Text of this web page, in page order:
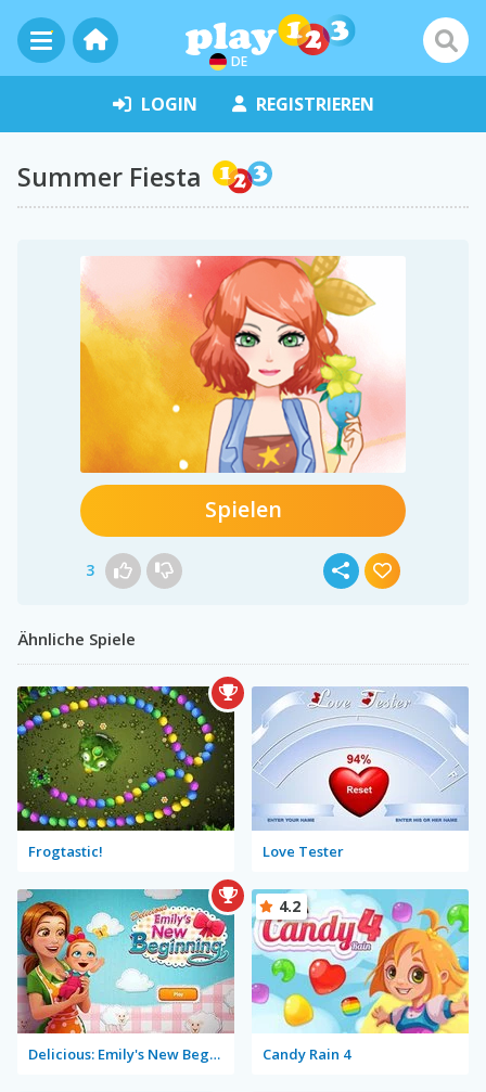
DE
LOGIN REGISTRIEREN
Summer Fiesta
Spielen
3
Ähnliche Spiele
Frogtastic! Love Tester
Delicious: Emily's New Beginning Candy Rain 4
4.2